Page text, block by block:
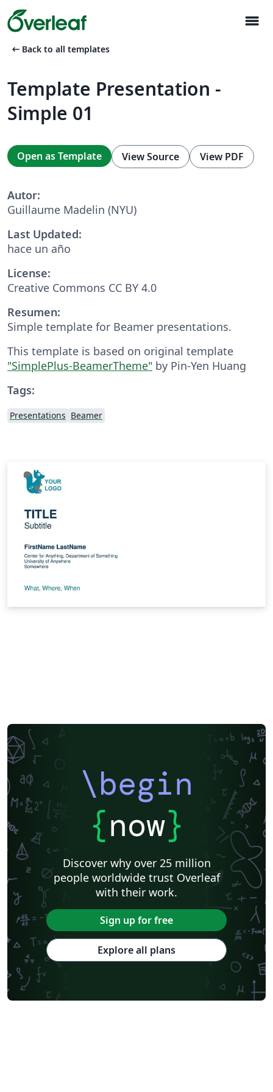
menu
arrow_left_alt Back to all templates
Template Presentation -
Simple 01
Open as Template View Source View PDF
Autor:
Guillaume Madelin (NYU)
Last Updated:
hace un año
License:
Creative Commons CC BY 4.0
Resumen:
Simple template for Beamer presentations.
This template is based on original template
"SimplePlus-BeamerTheme" by Pin-Yen Huang
Tags:
Presentations Beamer
\begin
{now}
Discover why over 25 million
people worldwide trust Overleaf
with their work.
Sign up for free
Explore all plans